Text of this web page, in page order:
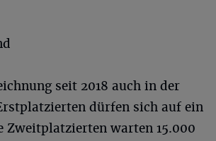
seit 2018 auch in der
dürfen sich auf ein
Zweitplatzierten warten 15.000